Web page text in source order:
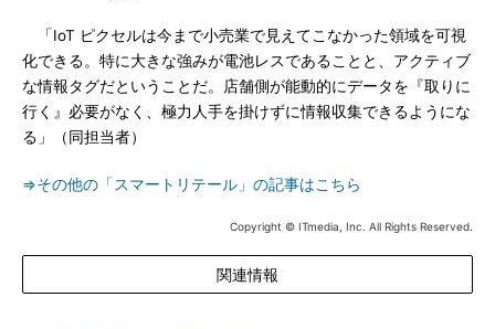
「IoT ピクセルは今まで小売業で見えてこなかった領域を可視
化できる。特に大きな強みが電池レスであることと、アクティブ
な情報タグだということだ。店舗側が能動的にデータを『取りに
行く』必要がなく、極力人手を掛けずに情報収集できるようにな
る」（同担当者）
⇒その他の「スマートリテール」の記事はこちら
Copyright © ITmedia, Inc. All Rights Reserved.
関連情報